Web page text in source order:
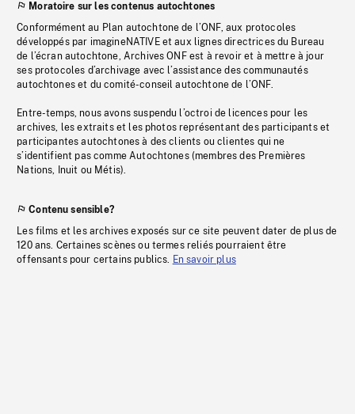
Moratoire sur les contenus autochtones
Conformément au Plan autochtone de l’ONF, aux protocoles
développés par imagineNATIVE et aux lignes directrices du Bureau
de l’écran autochtone, Archives ONF est à revoir et à mettre à jour
ses protocoles d’archivage avec l’assistance des communautés
autochtones et du comité-conseil autochtone de l’ONF.
Entre-temps, nous avons suspendu l’octroi de licences pour les
archives, les extraits et les photos représentant des participants et
participantes autochtones à des clients ou clientes qui ne
s’identifient pas comme Autochtones (membres des Premières
Nations, Inuit ou Métis).
Contenu sensible?
Les films et les archives exposés sur ce site peuvent dater de plus de
120 ans. Certaines scènes ou termes reliés pourraient être
offensants pour certains publics. En savoir plus